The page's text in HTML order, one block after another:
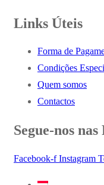
Links Úteis
Forma de
Condições
Quem somos
Contactos
Segue-nos nas
Facebook-f Instagram